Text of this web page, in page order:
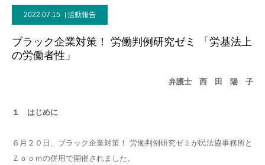
2022.07.15 活動報告
ブラック企業対策！ 労働判例研究ゼミ 「労基法上
の労働者性」
弁護士 西 田 陽 子
１ はじめに
６月２０日、ブラック企業対策！ 労働判例研究ゼミが民法協事務所と
Ｚｏｏｍの併用で開催されました。